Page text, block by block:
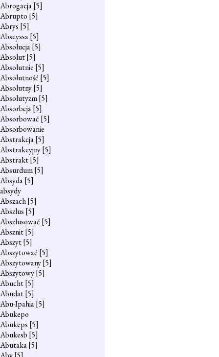
Abrogacja[5]
Abrupto [5]
Abrys [5]
Abscyssa[5]
Absolucja[5]
Absolut[5]
Absolutnie [5]
Absolutność [5]
Absolutny[5]
Absolutyzm[5]
Absorbcja[5]
Absorbować [5]
Absorbowanie
Abstrakcja[5]
Abstrakcyjny[5]
Abstrakt[5]
Absurdum[5]
Absyda[5]
absydy
Abszach[5]
Abszlus [5]
Abszlusować [5]
Absznit[5]
Abszyt[5]
Abszytować [5]
Abszytowany[5]
Abszytowy[5]
Abucht[5]
Abudat[5]
Abu-Ipahia[5]
Abukepo
Abukeps [5]
Abukesb [5]
Abutaka[5]